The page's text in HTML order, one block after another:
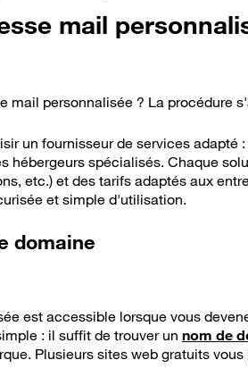
mail
mail personnalisée ? La procédure
un fournisseur de services
hébergeurs spécialisés. Chaque
etc.) et des tarifs adaptés aux
et simple d'utilisation.
domaine
est accessible lorsque vous
: il suffit de trouver un nom de
Plusieurs sites web gratuits